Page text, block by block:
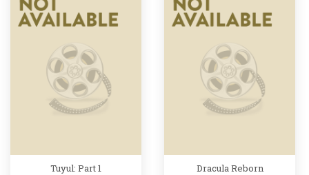
Tuyul: Part 1 Dracula Reborn